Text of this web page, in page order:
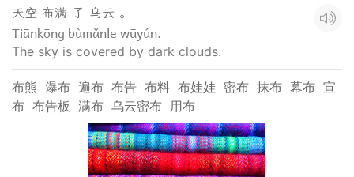
天空 布满 了 乌云 。
Tiānkōng bùmǎnle wūyún.
The sky is covered by dark clouds.
布熊 瀑布 遍布 布告 布料 布娃娃 密布 抹布 幕布 宣
布 布告板 满布 乌云密布 用布